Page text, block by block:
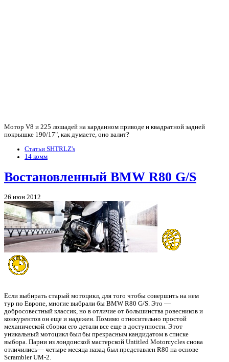
Мотор V8 и 225 лошадей на карданном приводе и квадратной задней
покрышке 190/17", как думаете, оно валит?
Статьи SHTRLZ's
14 комм
Востановленный BMW R80 G/S
26 июн 2012
Если выбирать старый мотоцикл, для того чтобы совершить на нем
тур по Европе, многие выбрали бы BMW R80 G/S. Это —
добросовестный классик, но в отличие от большинства ровесников и
конкурентов он еще и надежен. Помимо относительно простой
механической сборки его детали все еще в доступности. Этот
уникальный мотоцикл был бы прекрасным кандидатом в списке
выбора. Парни из лондонской мастерской Untitled Motorcycles снова
отличились— четыре месяца назад был представлен R80 на основе
Scrambler UM-2.